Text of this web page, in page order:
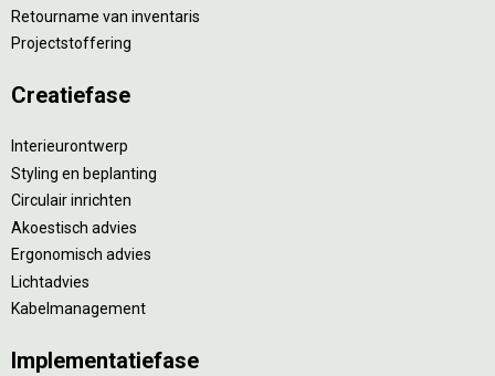
Retourname van inventaris
Projectstoffering
Creatiefase
Interieurontwerp
Styling en beplanting
Circulair inrichten
Akoestisch advies
Ergonomisch advies
Lichtadvies
Kabelmanagement
Implementatiefase